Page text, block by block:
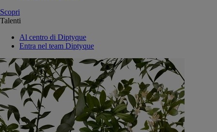
Scopri
Talenti
Al centro di Diptyque
Entra nel team Diptyque